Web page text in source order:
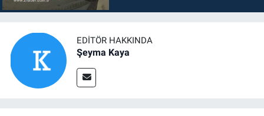
EDITÖR HAKKINDA
Şeyma Kaya